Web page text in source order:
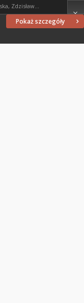
Pokaż szczegóły
Kobylińska, Zdzisława (1965- )